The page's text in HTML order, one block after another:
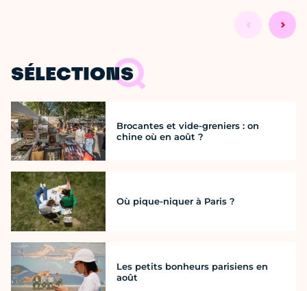
SÉLECTIONS
Brocantes et vide-greniers : on
chine où en août ?
Où pique-niquer à Paris ?
Les petits bonheurs parisiens en
août